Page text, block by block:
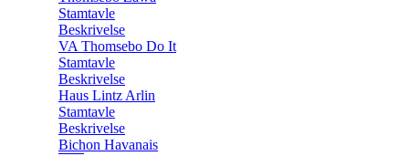
Stamtavle
Beskrivelse
VA Thomsebo Do It
Stamtavle
Beskrivelse
Haus Lintz Arlin
Stamtavle
Beskrivelse
Bichon Havanais